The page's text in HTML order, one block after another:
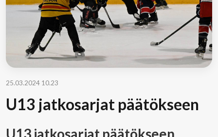
25.03.2024 10.23
U13 jatkosarjat päätökseen
U13 jatkosarjat päätökseen